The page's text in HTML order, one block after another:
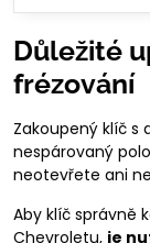
Důležité
frézování
Zakoupený klíč
nespárovaný
neotevřete ani
Aby klíč správně
Chevroletu, je